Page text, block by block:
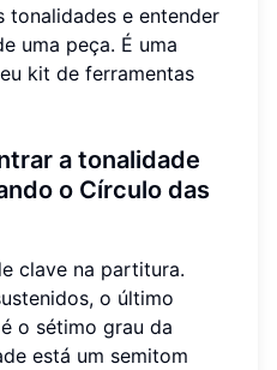
tonalidades e entender
uma peça. É uma
kit de ferramentas
a tonalidade
o Círculo das
clave na partitura.
o último
o sétimo grau da
está um semitom